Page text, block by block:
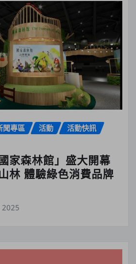
聞專區 活動
活動快訊
家森林館」盛大開幕
林 體驗綠色消費品牌
2025